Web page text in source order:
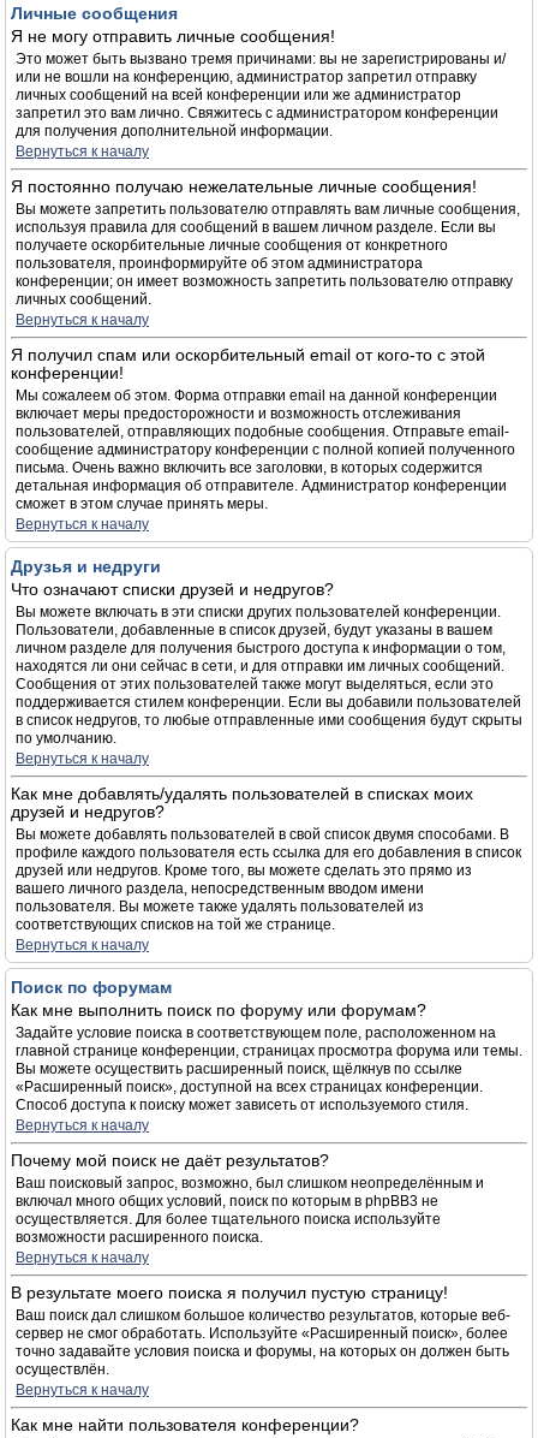
Личные сообщения
Я не могу отправить личные сообщения!
Это может быть вызвано тремя причинами: вы не зарегистрированы и/
или не вошли на конференцию, администратор запретил отправку
личных сообщений на всей конференции или же администратор
запретил это вам лично. Свяжитесь с администратором конференции
для получения дополнительной информации.
Вернуться к началу
Я постоянно получаю нежелательные личные сообщения!
Вы можете запретить пользователю отправлять вам личные сообщения,
используя правила для сообщений в вашем личном разделе. Если вы
получаете оскорбительные личные сообщения от конкретного
пользователя, проинформируйте об этом администратора
конференции; он имеет возможность запретить пользователю отправку
личных сообщений.
Вернуться к началу
Я получил спам или оскорбительный email от кого-то с этой
конференции!
Мы сожалеем об этом. Форма отправки email на данной конференции
включает меры предосторожности и возможность отслеживания
пользователей, отправляющих подобные сообщения. Отправьте email-
сообщение администратору конференции с полной копией полученного
письма. Очень важно включить все заголовки, в которых содержится
детальная информация об отправителе. Администратор конференции
сможет в этом случае принять меры.
Вернуться к началу
Друзья и недруги
Что означают списки друзей и недругов?
Вы можете включать в эти списки других пользователей конференции.
Пользователи, добавленные в список друзей, будут указаны в вашем
личном разделе для получения быстрого доступа к информации о том,
находятся ли они сейчас в сети, и для отправки им личных сообщений.
Сообщения от этих пользователей также могут выделяться, если это
поддерживается стилем конференции. Если вы добавили пользователей
в список недругов, то любые отправленные ими сообщения будут скрыты
по умолчанию.
Вернуться к началу
Как мне добавлять/удалять пользователей в списках моих
друзей и недругов?
Вы можете добавлять пользователей в свой список двумя способами. В
профиле каждого пользователя есть ссылка для его добавления в список
друзей или недругов. Кроме того, вы можете сделать это прямо из
вашего личного раздела, непосредственным вводом имени
пользователя. Вы можете также удалять пользователей из
соответствующих списков на той же странице.
Вернуться к началу
Поиск по форумам
Как мне выполнить поиск по форуму или форумам?
Задайте условие поиска в соответствующем поле, расположенном на
главной странице конференции, страницах просмотра форума или темы.
Вы можете осуществить расширенный поиск, щёлкнув по ссылке
«Расширенный поиск», доступной на всех страницах конференции.
Способ доступа к поиску может зависеть от используемого стиля.
Вернуться к началу
Почему мой поиск не даёт результатов?
Ваш поисковый запрос, возможно, был слишком неопределённым и
включал много общих условий, поиск по которым в phpBB3 не
осуществляется. Для более тщательного поиска используйте
возможности расширенного поиска.
Вернуться к началу
В результате моего поиска я получил пустую страницу!
Ваш поиск дал слишком большое количество результатов, которые веб-
сервер не смог обработать. Используйте «Расширенный поиск», более
точно задавайте условия поиска и форумы, на которых он должен быть
осуществлён.
Вернуться к началу
Как мне найти пользователя конференции?